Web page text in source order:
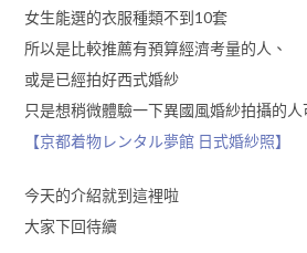
女生能選的衣服種類不到10套
所以是比較推薦有預算經濟考量的人、
或是已經拍好西式婚紗
只是想稍微體驗一下異國風婚紗拍攝的
【京都着物レンタル夢館 日式婚紗照】
今天的介紹就到這裡啦
大家下回待續